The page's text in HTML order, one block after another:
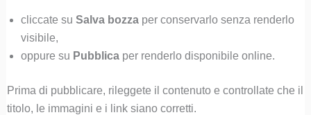
cliccate su Salva bozzaper conservarlo senza renderlo
visibile,
oppure su Pubblicaper renderlo disponibile online.
Prima di pubblicare, rileggete il contenuto e controllate che il
titolo, le immagini e i link siano corretti.